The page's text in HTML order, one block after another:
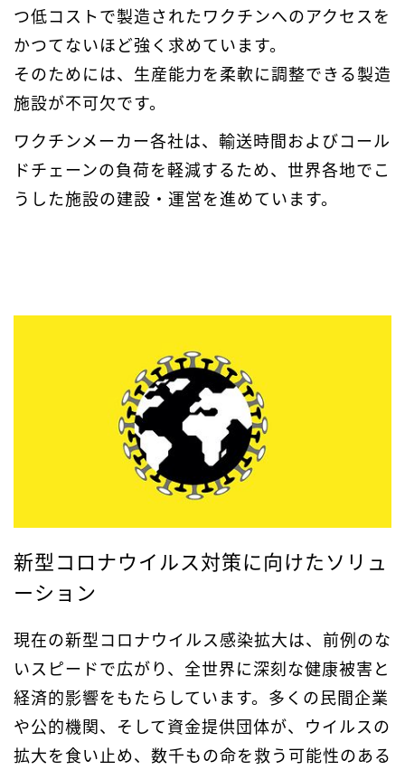
つ低コストで製造されたワクチンへのアクセスを
かつてないほど強く求めています。
そのためには、生産能力を柔軟に調整できる製造
施設が不可欠です。
ワクチンメーカー各社は、輸送時間およびコール
ドチェーンの負荷を軽減するため、世界各地でこ
うした施設の建設・運営を進めています。
新型コロナウイルス対策に向けたソリュ
ーション
現在の新型コロナウイルス感染拡大は、前例のな
いスピードで広がり、全世界に深刻な健康被害と
経済的影響をもたらしています。多くの民間企業
や公的機関、そして資金提供団体が、ウイルスの
拡大を食い止め、数千もの命を救う可能性のある